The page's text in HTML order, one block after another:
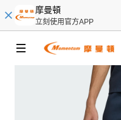
摩曼頓
立刻使用官方APP